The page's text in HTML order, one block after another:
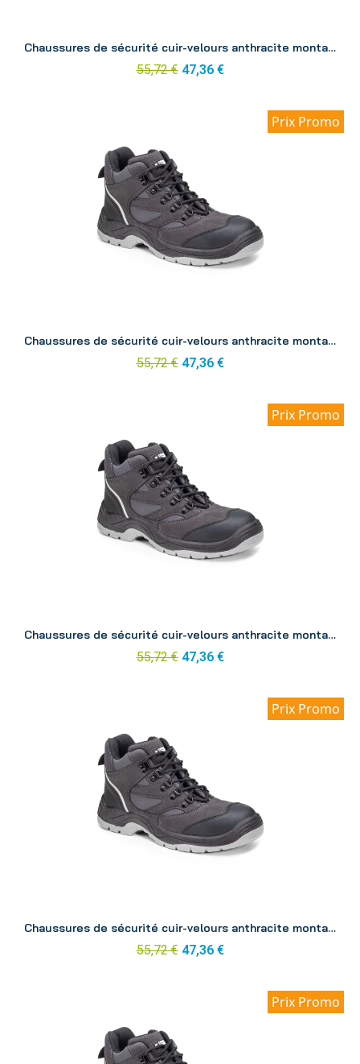
Chaussures de sécurité cuir-velours anthracite montante Silver p39
55,72 € 47,36 €
Prix Promo
Chaussures de sécurité cuir-velours anthracite montante Silver p41
55,72 € 47,36 €
Prix Promo
Chaussures de sécurité cuir-velours anthracite montante Silver p42
55,72 € 47,36 €
Prix Promo
Chaussures de sécurité cuir-velours anthracite montante Silver p43
55,72 € 47,36 €
Prix Promo